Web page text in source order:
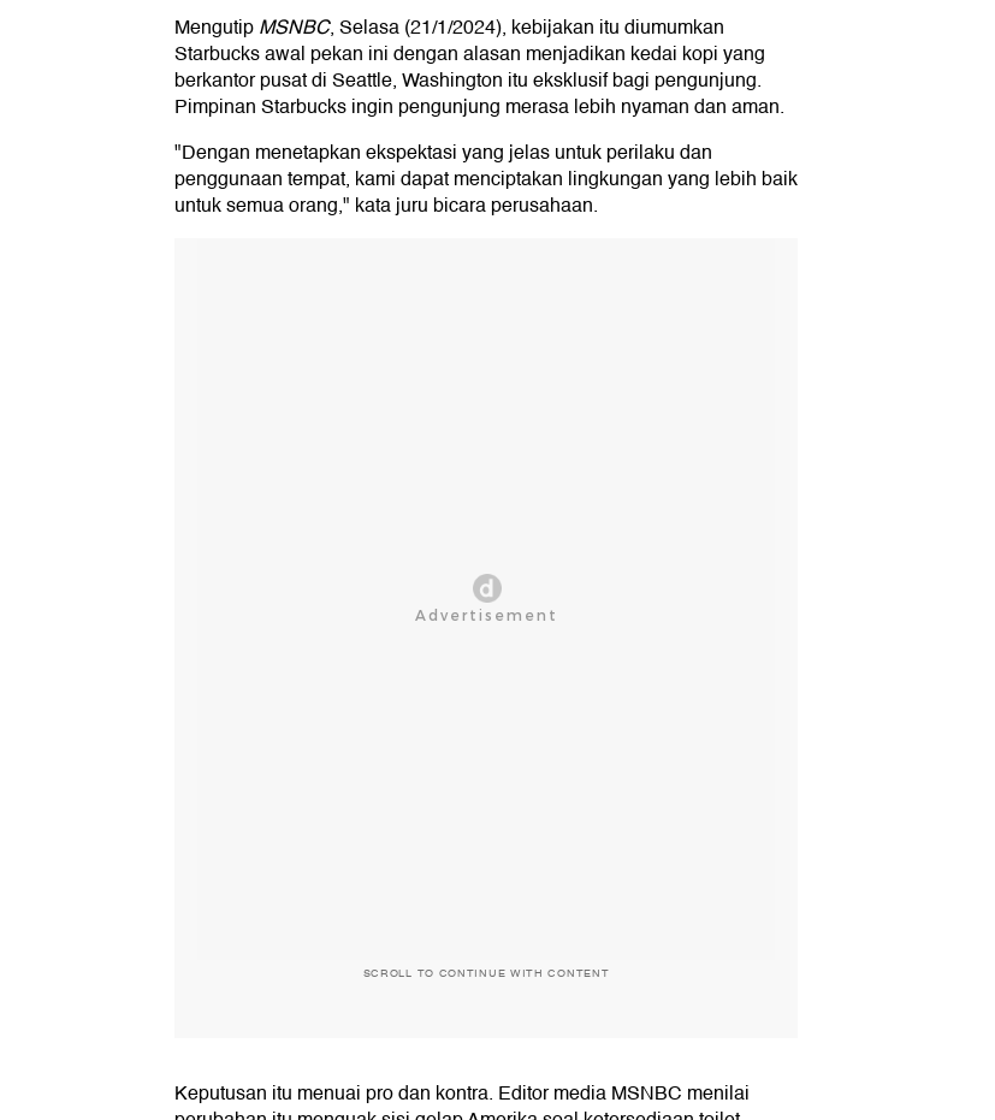
MengutipMSNBC, Selasa (21/1/2024), kebijakan itu diumumkan
Starbucks awal pekan ini dengan alasan menjadikan kedai kopi yang
berkantor pusat di Seattle, Washington itu eksklusif bagi pengunjung.
Pimpinan Starbucks ingin pengunjung merasa lebih nyaman dan aman.
"Dengan menetapkan ekspektasi yang jelas untuk perilaku dan
penggunaan tempat, kami dapat menciptakan lingkungan yang lebih baik
untuk semua orang," kata juru bicara perusahaan.
SCROLL TO CONTINUE WITH CONTENT
Keputusan itu menuai pro dan kontra. Editor media MSNBC menilai